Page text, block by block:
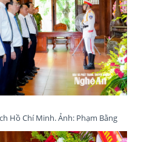
Hồ Chí Minh. Ảnh: Phạm Bằng